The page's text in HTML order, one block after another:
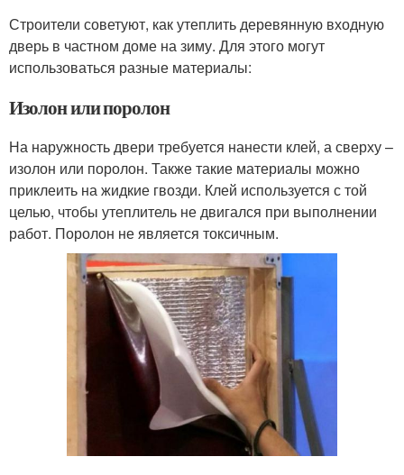
Строители советуют, как утеплить деревянную входную
дверь в частном доме на зиму. Для этого могут
использоваться разные материалы:
Изолон или поролон
На наружность двери требуется нанести клей, а сверху –
изолон или поролон. Также такие материалы можно
приклеить на жидкие гвозди. Клей используется с той
целью, чтобы утеплитель не двигался при выполнении
работ. Поролон не является токсичным.